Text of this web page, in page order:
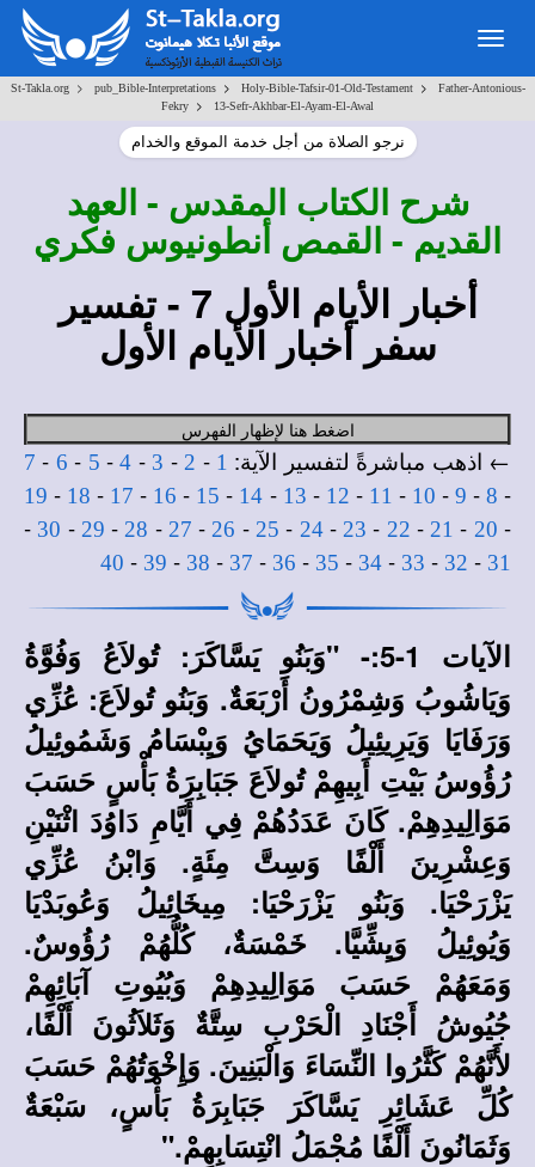
St-Takla.org> pub_Bible-Interpretations> Holy-Bible-Tafsir-01-Old-Testament>
Father-Antonious-
Fekry
> 13-Sefr-Akhbar-El-Ayam-El-Awal
نرجو الصلاة من أجل خدمة الموقع والخدام
شرح الكتاب المقدس - العهد
القديم - القمص أنطونيوس فكري
أخبار الأيام الأول 7 - تفسير
سفر أخبار الأيام الأول
اضغط هنا لإظهار الفهرس
← اذهب مباشرةً لتفسير الآية: 1
-
2
-
3
-
4
-
5
-
6
-
7
-
8
-
9
-
10
-
11
-
12
-
13
-
14
-
15
-
16
-
17
-
18
-
19
-
20
-
21
-
22
-
23
-
24
-
25
-
26
-
27
-
28
-
29
-
30
-
31
-
32
-
33
-
34
-
35
-
36
-
37
-
38
-
39
-
40
الآيات 1-5:-
"وَبَنُو يَسَّاكَرَ: تُولاَعُ وَفُوَّةُ
وَيَاشُوبُ وَشِمْرُونُ أَرْبَعَةٌ. وَبَنُو تُولاَعَ: عُزِّي
وَرَفَايَا وَيَرِيئِيلُ وَيَحَمَايُ وَيِبْسَامُ وَشَمُوئِيلُ
رُؤُوسُ بَيْتِ أَبِيهِمْ تُولاَعَ جَبَابِرَةُ بَأْسٍ حَسَبَ
مَوَالِيدِهِمْ. كَانَ عَدَدُهُمْ فِي أَيَّامِ دَاوُدَ اثْنَيْنِ
وَعِشْرِينَ أَلْفًا وَسِتَّ مِئَةٍ. وَابْنُ عُزِّي
يَزْرَحْيَا. وَبَنُو يَزْرَحْيَا: مِيخَائِيلُ وَعُوبَدْيَا
وَيُوئِيلُ وَيِشِّيَّا. خَمْسَةٌ، كُلُّهُمْ رُؤُوسٌ.
وَمَعَهُمْ حَسَبَ مَوَالِيدِهِمْ وَبُيُوتِ آبَائِهِمْ
جُيُوشُ أَجْنَادِ الْحَرْبِ سِتَّةٌ وَثَلاَثُونَ أَلْفًا،
لأَنَّهُمْ كَثَّرُوا النِّسَاءَ وَالْبَنِينَ. وَإِخْوَتُهُمْ حَسَبَ
كُلِّ عَشَائِرِ يَسَّاكَرَ جَبَابِرَةُ بَأْسٍ، سَبْعَةٌ
وَثَمَانُونَ أَلْفًا مُجْمَلُ انْتِسَابِهِمْ."